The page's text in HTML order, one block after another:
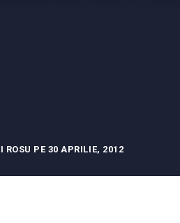
ROSU PE 30 APRILIE, 2012